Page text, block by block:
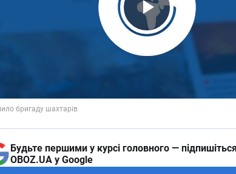
Play
Будьте першими у курсі головного —
OBOZ.UA у Google